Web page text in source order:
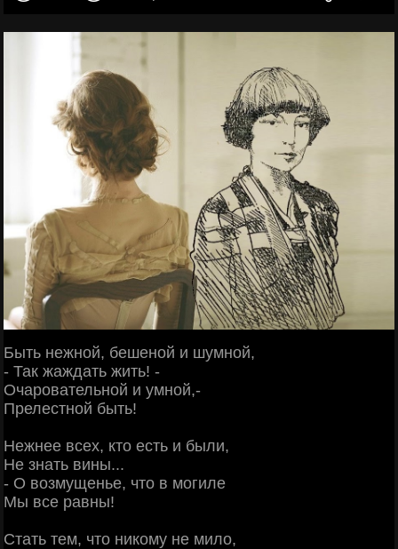
Быть нежной, бешеной и шумной,
- Так жаждать жить! -
Очаровательной и умной,-
Прелестной быть!
Нежнее всех, кто есть и были,
Не знать вины...
- О возмущенье, что в могиле
Мы все равны!
Стать тем, что никому не мило,